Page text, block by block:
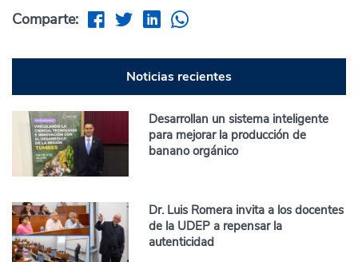
Comparte:
Noticias recientes
Desarrollan un sistema inteligente
para mejorar la producción de
banano orgánico
Dr. Luis Romera invita a los docentes
de la UDEP a repensar la
autenticidad